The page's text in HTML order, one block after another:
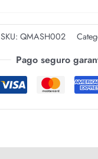
SKU:QMASH002
Pago seguro